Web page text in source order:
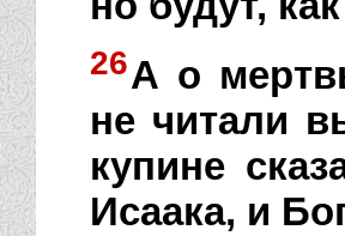
26А о
не читали
купине
Исаака, и